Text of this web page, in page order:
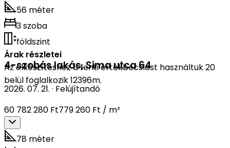
56 méter
3 szoba
földszint
Árak részletei
Az elkészítéshez a fenti értékbecslést használtuk 20
belül foglalkozik 12396m.
4-szobás lakás,Sima utca 64
2026. 07. 21. · Felújítandó
60 782 280 Ft779 260 Ft / m²
78 méter